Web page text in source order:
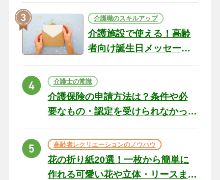
介護職のスキルアップ
介護施設で使える！高齢
者向け誕生日メッセージ
ト
介護士の常識
介護保険の申請方法は？条件や必
要なもの・認定を受けられなかっ
高齢者レクリエーションのノウハウ
花の折り紙20選！一枚から簡単に
作れる可愛い花や立体・リースま